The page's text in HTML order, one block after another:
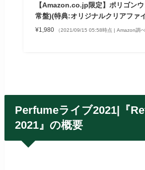
【Amazon.co.jp限定】ポリゴン
常盤)(特典:オリジナルクリアファ
¥1,980 （2021/09/15 05:58時点 | Amazon調べ
Perfumeライブ2021|『
2021』の概要